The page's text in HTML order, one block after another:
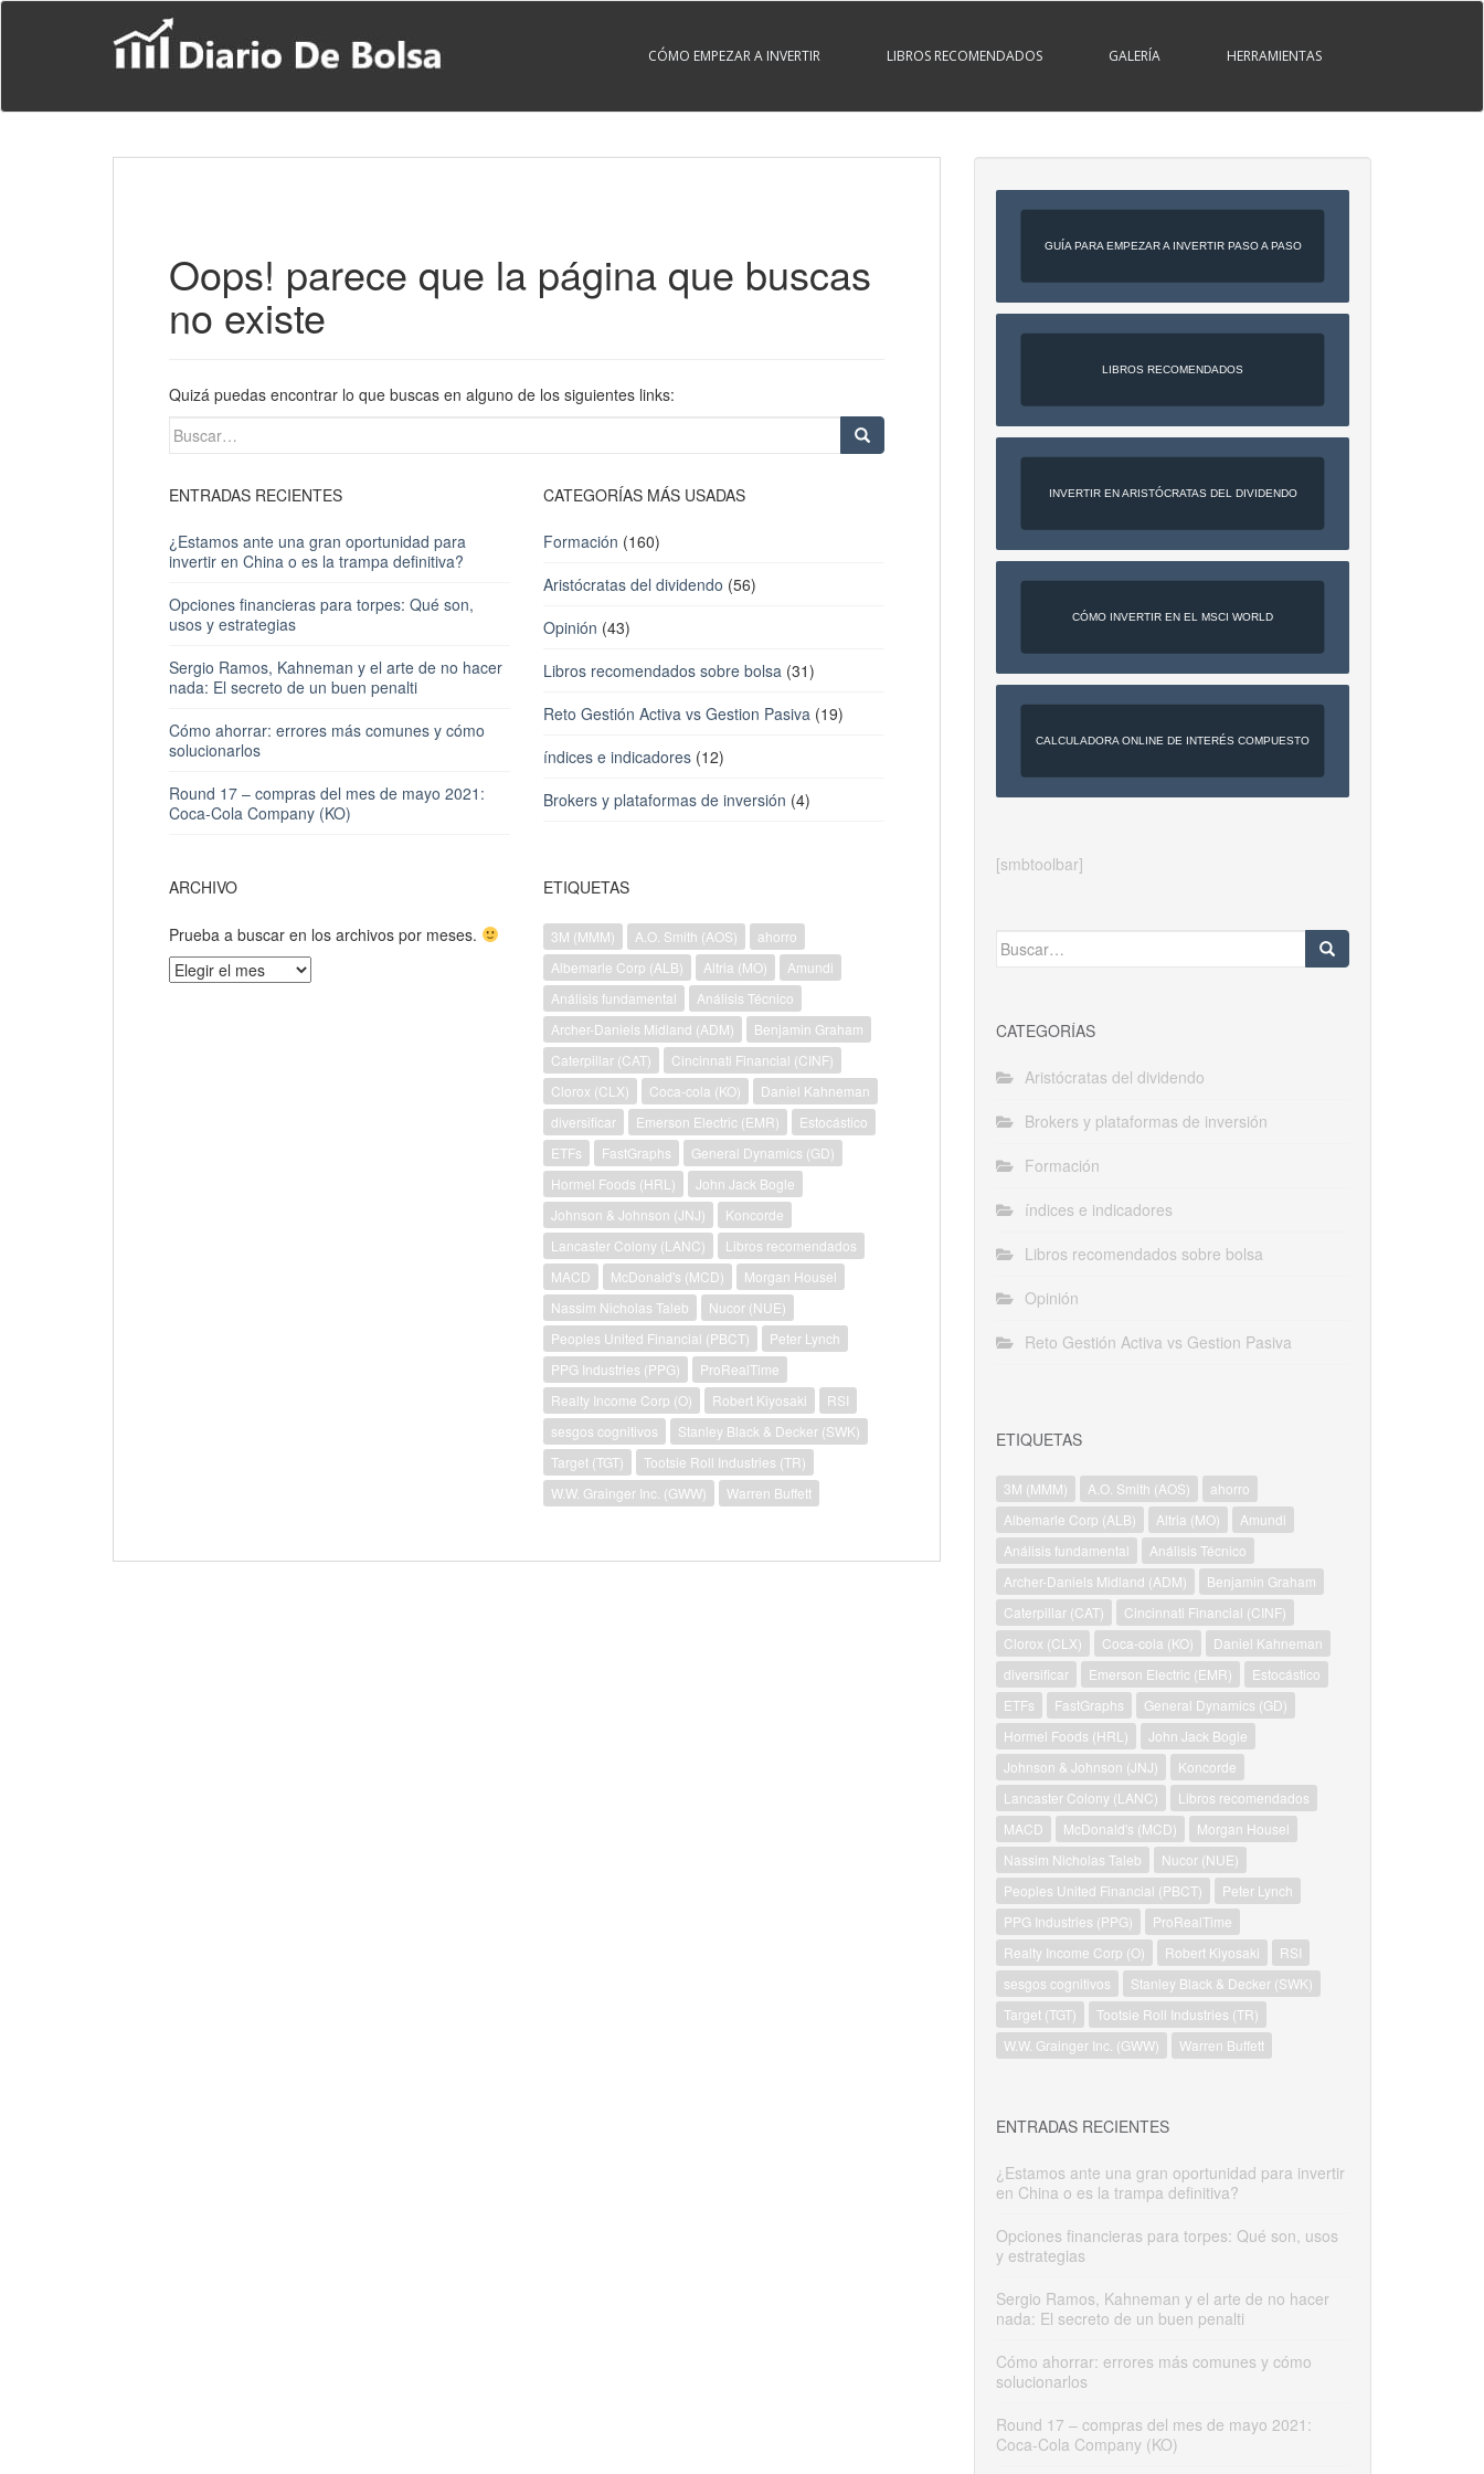
S
CÓMO EMPEZAR A INVERTIR LIBROS RECOMENDADOS GALERÍA HERRAMIENTAS
Oops! parece que la página que buscas
no existe
Quizá puedas encontrar lo que buscas en alguno de los siguientes links:
Buscar:
ENTRADAS RECIENTES
¿Estamos ante una gran oportunidad para
invertir en China o es la trampa definitiva?
Opciones financieras para torpes: Qué son,
usos y estrategias
Sergio Ramos, Kahneman y el arte de no hacer
nada: El secreto de un buen penalti
Cómo ahorrar: errores más comunes y cómo
solucionarlos
Round 17 – compras del mes de mayo 2021:
Coca-Cola Company (KO)
CATEGORÍAS MÁS USADAS
Formación (160)
Aristócratas del dividendo (56)
Opinión (43)
Libros recomendados sobre bolsa (31)
Reto Gestión Activa vs Gestion Pasiva (19)
índices e indicadores (12)
Brokers y plataformas de inversión (4)
ARCHIVO
Prueba a buscar en los archivos por meses.
Archivo
ETIQUETAS
3M (MMM) A.O. Smith (AOS)
ahorro
Albemarle Corp (ALB)
Altria (MO)
Amundi
Análisis fundamental
Análisis Técnico
Archer-Daniels Midland (ADM)
Benjamin Graham
Caterpillar (CAT)
Cincinnati Financial (CINF)
Clorox (CLX)
Coca-cola (KO)
Daniel Kahneman
diversificar
Emerson Electric (EMR)
Estocástico
ETFs
FastGraphs
General Dynamics (GD)
Hormel Foods (HRL)
John Jack Bogle
Johnson & Johnson (JNJ)
Koncorde
Lancaster Colony (LANC)
Libros recomendados
MACD
McDonald's (MCD)
Morgan Housel
Nassim Nicholas Taleb
Nucor (NUE)
Peoples United Financial (PBCT)
Peter Lynch
PPG Industries (PPG)
ProRealTime
Realty Income Corp (O)
Robert Kiyosaki
RSI
sesgos cognitivos
Stanley Black & Decker (SWK)
Target (TGT)
Tootsie Roll Industries (TR)
W.W. Grainger Inc. (GWW)
Warren Buffett
GUÍA PARA EMPEZAR A INVERTIR PASO A PASO
LIBROS RECOMENDADOS
INVERTIR EN ARISTÓCRATAS DEL DIVIDENDO
CÓMO INVERTIR EN EL MSCI WORLD
CALCULADORA ONLINE DE INTERÉS COMPUESTO
[smbtoolbar]
Buscar:
CATEGORÍAS
Aristócratas del dividendo
Brokers y plataformas de inversión
Formación
índices e indicadores
Libros recomendados sobre bolsa
Opinión
Reto Gestión Activa vs Gestion Pasiva
ETIQUETAS
3M (MMM) A.O. Smith (AOS)
ahorro
Albemarle Corp (ALB)
Altria (MO)
Amundi
Análisis fundamental
Análisis Técnico
Archer-Daniels Midland (ADM)
Benjamin Graham
Caterpillar (CAT)
Cincinnati Financial (CINF)
Clorox (CLX)
Coca-cola (KO)
Daniel Kahneman
diversificar
Emerson Electric (EMR)
Estocástico
ETFs
FastGraphs
General Dynamics (GD)
Hormel Foods (HRL)
John Jack Bogle
Johnson & Johnson (JNJ)
Koncorde
Lancaster Colony (LANC)
Libros recomendados
MACD
McDonald's (MCD)
Morgan Housel
Nassim Nicholas Taleb
Nucor (NUE)
Peoples United Financial (PBCT)
Peter Lynch
PPG Industries (PPG)
ProRealTime
Realty Income Corp (O)
Robert Kiyosaki
RSI
sesgos cognitivos
Stanley Black & Decker (SWK)
Target (TGT)
Tootsie Roll Industries (TR)
W.W. Grainger Inc. (GWW)
Warren Buffett
ENTRADAS RECIENTES
¿Estamos ante una gran oportunidad para invertir
en China o es la trampa definitiva?
Opciones financieras para torpes: Qué son, usos
y estrategias
Sergio Ramos, Kahneman y el arte de no hacer
nada: El secreto de un buen penalti
Cómo ahorrar: errores más comunes y cómo
solucionarlos
Round 17 – compras del mes de mayo 2021:
Coca-Cola Company (KO)